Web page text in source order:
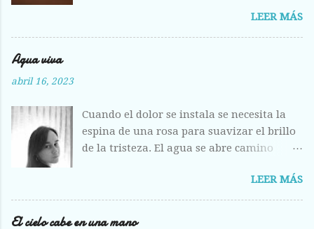
deshecha de los huesos entrelazados en la
llanura plumosa. Raídas las alas como
el fruto de la herida corriendo calle abajo.
LEER MÁS
Agua viva
abril 16, 2023
Cuando el dolor se instala se necesita la
espina de una rosa para suavizar el brillo
de la tristeza. El agua se abre camino
desprenden como plumas en el aire.
LEER MÁS
El cielo cabe en una mano